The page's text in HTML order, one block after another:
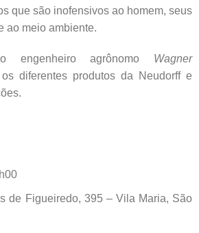
que são inofensivos ao homem, seus
ao meio ambiente.
engenheiro agrônomo Wagner
os diferentes produtos da Neudorff e
de Figueiredo, 395 – Vila Maria, São